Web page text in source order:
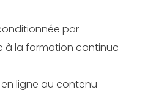
par
à la formation continue
en ligne au contenu